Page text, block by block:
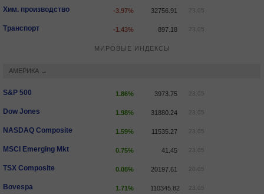
Хим. производство -3.97% 32756.91 23.05
Транспорт -1.43% 897.18 23.05
МИРОВЫЕ ИНДЕКСЫ
АМЕРИКА →
S&P 500 1.86% 3973.75 23.05
Dow Jones 1.98% 31880.24 23.05
NASDAQ Composite 1.59% 11535.27 23.05
MSCI Emerging Mkt 0.75% 41.45 23.05
TSX Composite 0.08% 20197.61 20.05
Bovespa 1.71% 110345.82 23.05